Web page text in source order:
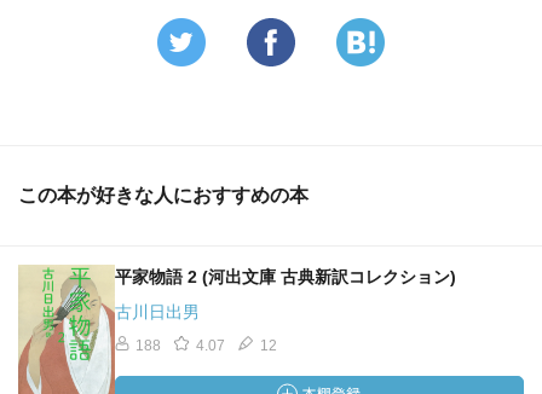
この本が好きな人におすすめの本
平家物語 2 (河出文庫 古典新訳コレクション)
古川日出男
188 4.07 12